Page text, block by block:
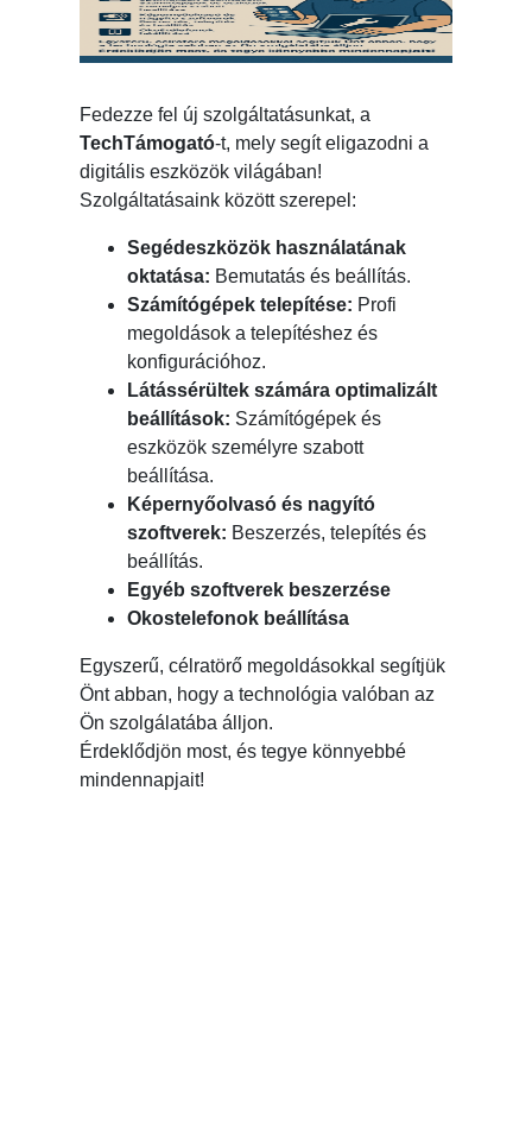
Fedezze fel új szolgáltatásunkat, a
TechTámogató-t, mely segít eligazodni a
digitális eszközök világában!
Szolgáltatásaink között szerepel:
Segédeszközök használatának
oktatása: Bemutatás és beállítás.
Számítógépek telepítése: Profi
megoldások a telepítéshez és
konfigurációhoz.
Látássérültek számára optimalizált
beállítások: Számítógépek és
eszközök személyre szabott
beállítása.
Képernyőolvasó és nagyító
szoftverek: Beszerzés, telepítés és
beállítás.
Egyéb szoftverek beszerzése
Okostelefonok beállítása
Egyszerű, célratörő megoldásokkal segítjük
Önt abban, hogy a technológia valóban az
Ön szolgálatába álljon.
Érdeklődjön most, és tegye könnyebbé
mindennapjait!